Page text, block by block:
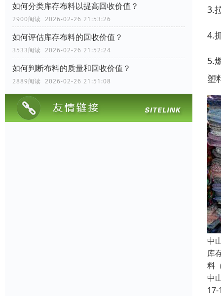
如何分类库存布料以提高回收价值？
2900阅读 2026-02-26 21:53:26
如何评估库存布料的回收价值？
3533阅读 2026-02-26 21:52:24
如何判断布料的质量和回收价值？
2889阅读 2026-02-26 21:51:08
3.
4.
5.
塑
中
库
料
中
17-